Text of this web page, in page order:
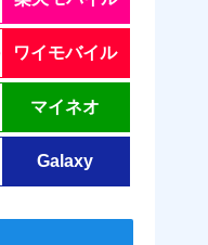
ワイモバイル
マイネオ
Galaxy